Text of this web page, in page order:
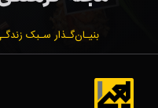
بنیـان‌گـذار سـبک